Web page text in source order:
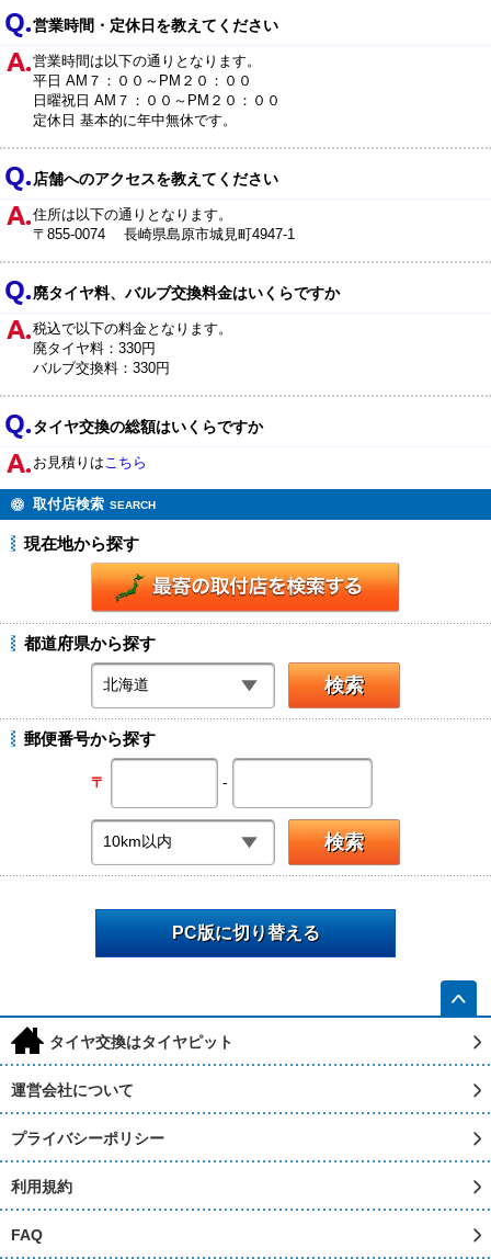
営業時間・定休日を教えてください
営業時間は以下の通りとなります。
平日 AM７：００～PM２０：００
日曜祝日 AM７：００～PM２０：００
定休日 基本的に年中無休です。
店舗へのアクセスを教えてください
住所は以下の通りとなります。
〒855-0074 長崎県島原市城見町4947-1
廃タイヤ料、バルブ交換料金はいくらですか
税込で以下の料金となります。
廃タイヤ料：330円
バルブ交換料：330円
タイヤ交換の総額はいくらですか
お見積りはこちら
取付店検索 SEARCH
現在地から探す
都道府県から探す
郵便番号から探す
〒 -
PC版に切り替える
h タイヤ交換はタイヤピット
運営会社について
プライバシーポリシー
利用規約
FAQ